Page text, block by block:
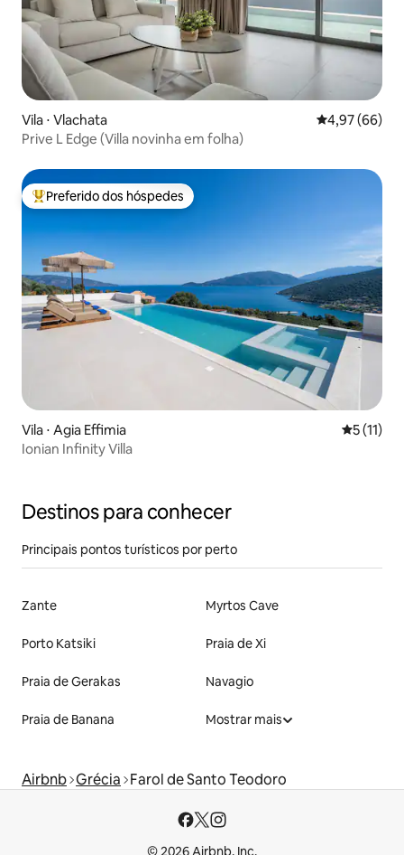
Vila ⋅ Vlachata 4,97 de uma
4,97 (66)
Prive L Edge (Villa novinha em folha)
Entre os melhores preferidos dos hóspedes
Preferido dos hóspedes
Vila ⋅ Agia Effimia 5 de uma
5 (11)
Ionian Infinity Villa
Destinos para conhecer
Principais pontos turísticos por perto
Zante Myrtos Cave
Porto Katsiki Praia de Xi
Praia de Gerakas Navagio
Praia de Banana Mostrar mais
Airbnb Grécia Farol de Santo Teodoro
© 2026 Airbnb, Inc.